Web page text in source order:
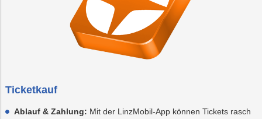
Ticketkauf
Ablauf & Zahlung: Mit der LinzMobil-App können Tickets rasch